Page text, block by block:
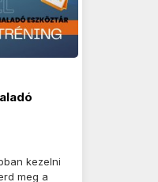
kezelni
meg a